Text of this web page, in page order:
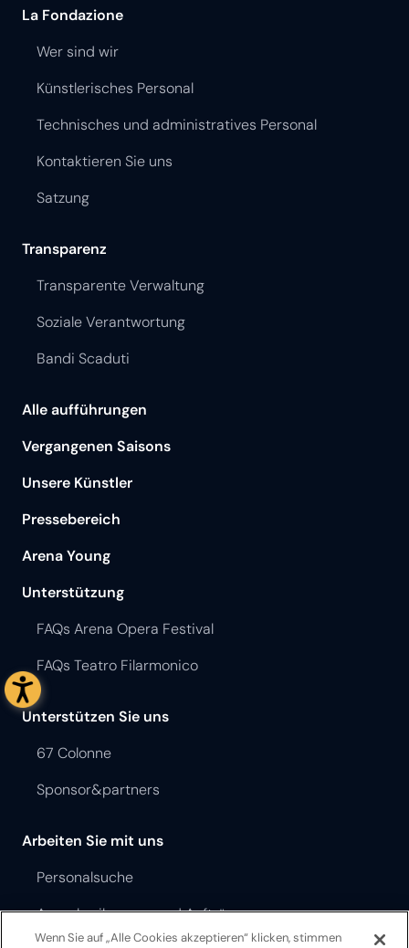
La Fondazione
Wer sind wir
Künstlerisches Personal
Technisches und administratives Personal
Kontaktieren Sie uns
Satzung
Transparenz
Transparente Verwaltung
Soziale Verantwortung
Bandi Scaduti
Alle aufführungen
Vergangenen Saisons
Unsere Künstler
Pressebereich
Arena Young
Unterstützung
FAQs Arena Opera Festival
FAQs Teatro Filarmonico
Unterstützen Sie uns
67 Colonne
Sponsor&partners
Arbeiten Sie mit uns
Personalsuche
Ausschreibungen und Aufträge
Wenn Sie auf „Alle Cookies akzeptieren“ klicken, stimmen